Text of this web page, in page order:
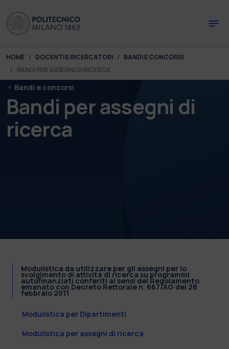
You are here:
HOME DOCENTI E RICERCATORI
BANDI E CONCORSI
BANDI PER ASSEGNI DI RICERCA
Bandi e concorsi
Bandi per assegni di
ricerca
Modulistica da utilizzare per gli assegni per lo
svolgimento di attività di ricerca su programmi
autofinanziati conferiti ai sensi del Regolamento
emanato con Decreto Rettorale n. 667/AG del 28
febbraio 2011
Modulistica per Dipartimenti
Modulistica per assegni di ricerca